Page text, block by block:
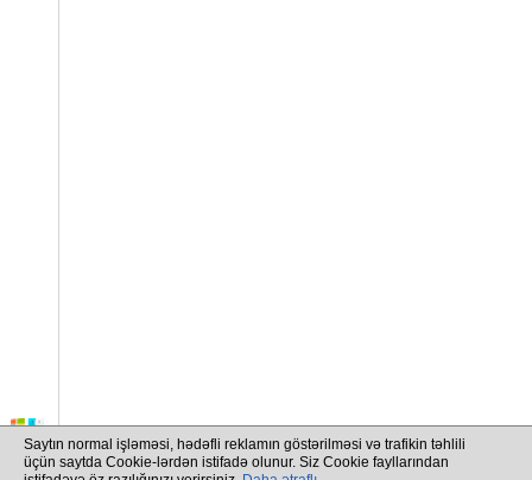
Saytın normal işləməsi, hədəfli reklamın göstərilməsi və trafikin təhlili
üçün saytda Cookie-lərdən istifadə olunur. Siz Cookie fayllarından